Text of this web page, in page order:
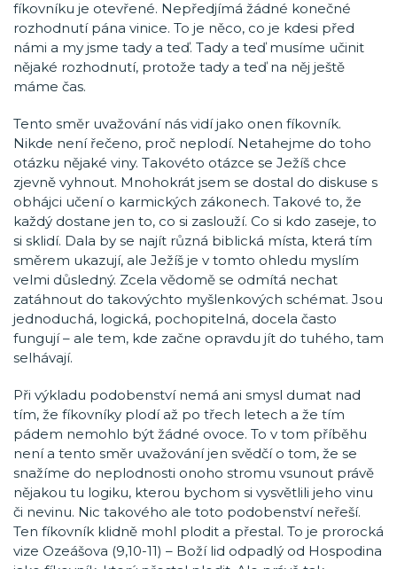
fíkovníku je otevřené. Nepředjímá žádné konečné
rozhodnutí pána vinice. To je něco, co je kdesi před
námi a my jsme tady a teď. Tady a teď musíme učinit
nějaké rozhodnutí, protože tady a teď na něj ještě
máme čas.
Tento směr uvažování nás vidí jako onen fíkovník.
Nikde není řečeno, proč neplodí. Netahejme do toho
otázku nějaké viny. Takovéto otázce se Ježíš chce
zjevně vyhnout. Mnohokrát jsem se dostal do diskuse s
obhájci učení o karmických zákonech. Takové to, že
každý dostane jen to, co si zaslouží. Co si kdo zaseje, to
si sklidí. Dala by se najít různá biblická místa, která tím
směrem ukazují, ale Ježíš je v tomto ohledu myslím
velmi důsledný. Zcela vědomě se odmítá nechat
zatáhnout do takovýchto myšlenkových schémat. Jsou
jednoduchá, logická, pochopitelná, docela často
fungují – ale tem, kde začne opravdu jít do tuhého, tam
selhávají.
Při výkladu podobenství nemá ani smysl dumat nad
tím, že fíkovníky plodí až po třech letech a že tím
pádem nemohlo být žádné ovoce. To v tom příběhu
není a tento směr uvažování jen svědčí o tom, že se
snažíme do neplodnosti onoho stromu vsunout právě
nějakou tu logiku, kterou bychom si vysvětlili jeho vinu
či nevinu. Nic takového ale toto podobenství neřeší.
Ten fíkovník klidně mohl plodit a přestal. To je prorocká
vize Ozeášova (9,10-11) – Boží lid odpadlý od Hospodina